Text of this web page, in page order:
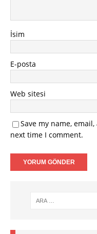
İsim
E-posta
Web sitesi
Save my name,
next time I comment.